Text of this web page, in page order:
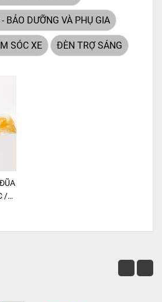
BẢO DƯỠNG VÀ PHỤ GIA
SÓC XE ĐÈN TRỢ SÁNG
/